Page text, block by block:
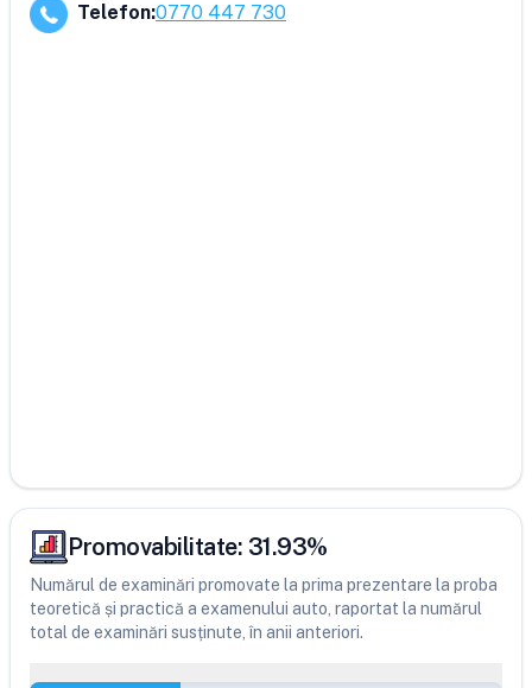
Telefon:0770 447 730
Promovabilitate: 31.93%
Numărul de examinări promovate la prima prezentare la proba
teoretică și practică a examenului auto, raportat la numărul
total de examinări susținute, în anii anteriori.